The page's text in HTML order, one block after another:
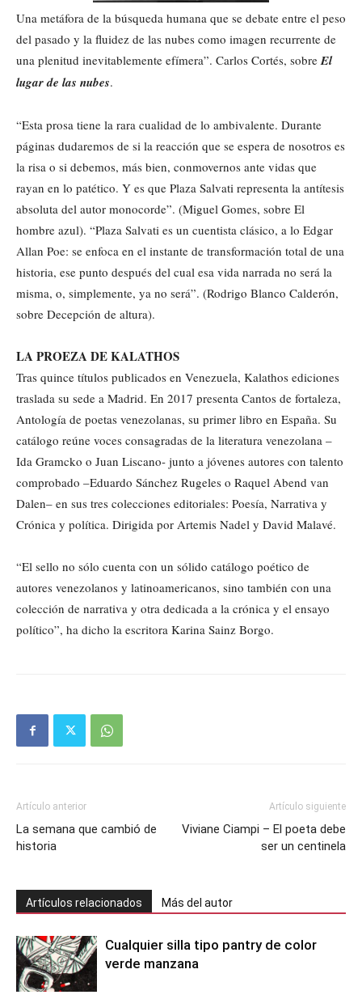
Una metáfora de la búsqueda humana que se debate entre el peso
del pasado y la fluidez de las nubes como imagen recurrente de
una plenitud inevitablemente efímera”. Carlos Cortés, sobre El
lugar de las nubes.
“Esta prosa tiene la rara cualidad de lo ambivalente. Durante
páginas dudaremos de si la reacción que se espera de nosotros es
la risa o si debemos, más bien, conmovernos ante vidas que
rayan en lo patético. Y es que Plaza Salvati representa la antítesis
absoluta del autor monocorde”. (Miguel Gomes, sobre El
hombre azul). “Plaza Salvati es un cuentista clásico, a lo Edgar
Allan Poe: se enfoca en el instante de transformación total de una
historia, ese punto después del cual esa vida narrada no será la
misma, o, simplemente, ya no será”. (Rodrigo Blanco Calderón,
sobre Decepción de altura).
LA PROEZA DE KALATHOS
Tras quince títulos publicados en Venezuela, Kalathos ediciones
traslada su sede a Madrid. En 2017 presenta Cantos de fortaleza,
Antología de poetas venezolanas, su primer libro en España. Su
catálogo reúne voces consagradas de la literatura venezolana –
Ida Gramcko o Juan Liscano- junto a jóvenes autores con talento
comprobado –Eduardo Sánchez Rugeles o Raquel Abend van
Dalen– en sus tres colecciones editoriales: Poesía, Narrativa y
Crónica y política. Dirigida por Artemis Nadel y David Malavé.
“El sello no sólo cuenta con un sólido catálogo poético de
autores venezolanos y latinoamericanos, sino también con una
colección de narrativa y otra dedicada a la crónica y el ensayo
político”, ha dicho la escritora Karina Sainz Borgo.
Artículo anterior
La semana que cambió de
historia
Artículo siguiente
Viviane Ciampi – El poeta debe
ser un centinela
Artículos relacionados Más del autor
Cualquier silla tipo pantry de color
verde manzana